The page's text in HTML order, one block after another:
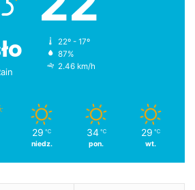
22º - 17º
87%
2.46 km/h
29 ℃
niedz.
34 ℃
pon.
29 ℃
wt.